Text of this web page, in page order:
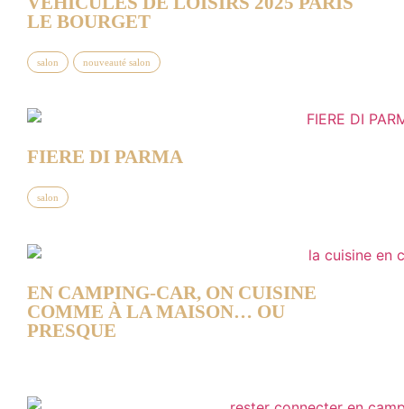
LE BOURGET
salon nouveauté salon
FIERE DI PARMA
salon
EN CAMPING-CAR, ON CUISINE
COMME À LA MAISON… OU
PRESQUE